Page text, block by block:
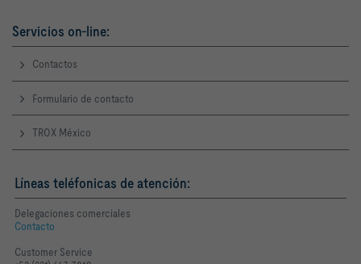
Servicios on-line:
Contactos
Formulario de contacto
TROX México
Líneas teléfonicas de atención:
Delegaciones comerciales
Contacto
Customer Service